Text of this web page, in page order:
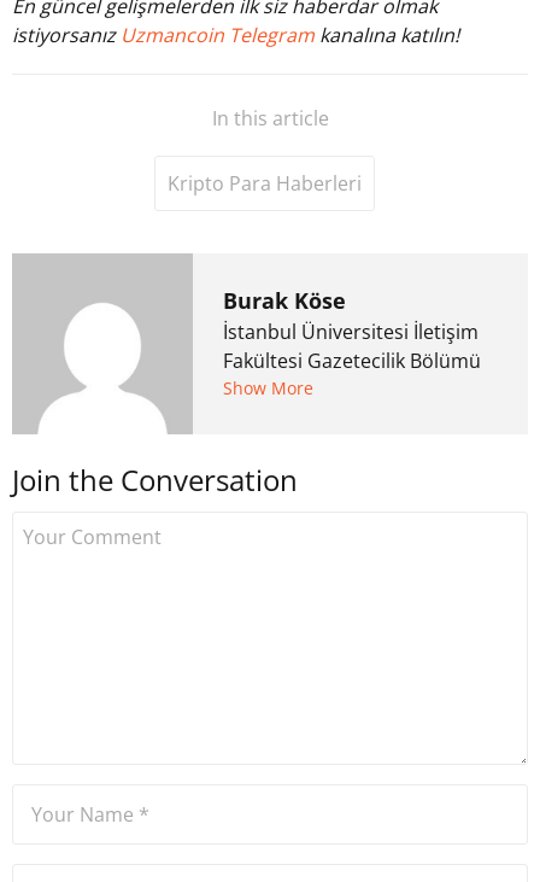
En güncel gelişmelerden ilk siz haberdar olmak
istiyorsanız Uzmancoin Telegram kanalına katılın!
In this article
Kripto Para Haberleri
Burak Köse
İstanbul Üniversitesi İletişim
Fakültesi Gazetecilik Bölümü
mezunu. 6 yıl ana akım
kurdu. 2017'nin Mayıs ayından
Show More
Join the Conversation